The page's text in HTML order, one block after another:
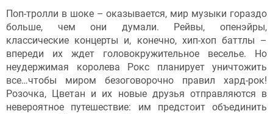
Поп-тролли в шоке – оказывается, мир музыки гораздо
больше, чем они думали. Рейвы, опенэйры,
классические концерты и, конечно, хип-хоп баттлы –
впереди их ждет головокружительное веселье. Но
неудержимая королева Рокс планирует уничтожить
все…чтобы миром безоговорочно правил хард-рок!
Розочка, Цветан и их новые друзья отправляются в
невероятное путешествие: им предстоит объединить